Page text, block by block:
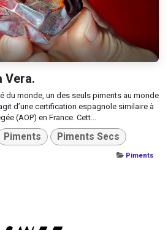
Vera.
du monde, un des seuls piments au monde
d’une certification espagnole similaire à
(AOP) en France. Cett...
Piments Piments Secs
Piments